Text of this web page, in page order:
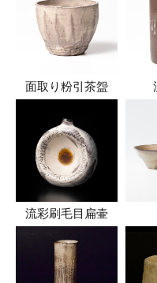
面取り粉引茶盌
流彩刷毛目扁壷